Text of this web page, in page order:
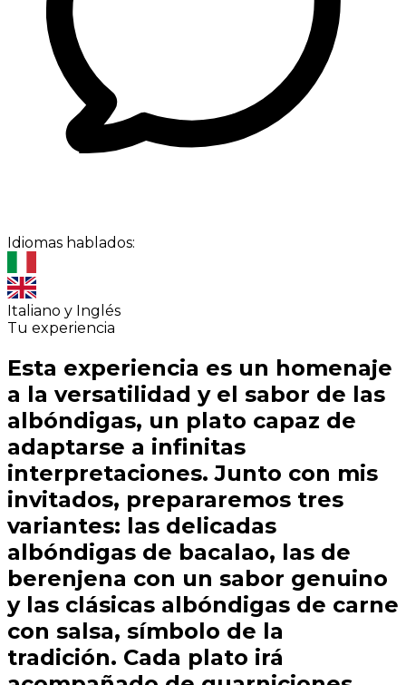
Idiomas hablados:
Italiano y Inglés
Tu experiencia
Esta experiencia es un homenaje
a la versatilidad y el sabor de las
albóndigas, un plato capaz de
adaptarse a infinitas
interpretaciones. Junto con mis
invitados, prepararemos tres
variantes: las delicadas
albóndigas de bacalao, las de
berenjena con un sabor genuino
y las clásicas albóndigas de carne
con salsa, símbolo de la
tradición. Cada plato irá